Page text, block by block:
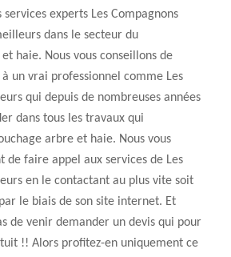
services experts Les Compagnons
dans le secteur du
haie. Nous vous conseillons de
un vrai professionnel comme Les
qui depuis de nombreuses années
dans tous les travaux qui
arbre et haie. Nous vous
de faire appel aux services de Les
en le contactant au plus vite soit
le biais de son site internet. Et
de venir demander un devis qui pour
!! Alors profitez-en uniquement ce